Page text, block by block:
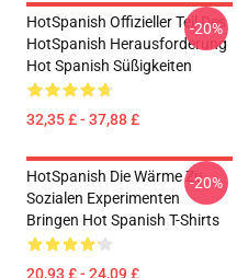
HotSpanish Offizieller Teil Des
HotSpanish Herausforderung
Hot Spanish Süßigkeiten
32,35 £ - 37,88 £
-20%
HotSpanish Die Wärme Zu
Sozialen Experimenten
Bringen Hot Spanish T-Shirts
20,93 £ - 24,09 £
-20%